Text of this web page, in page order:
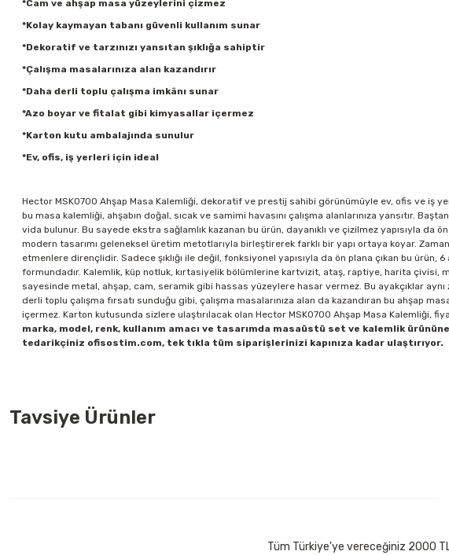
*Cam ve ahşap masa yüzeylerini çizmez
*Kolay kaymayan tabanı güvenli kullanım sunar
*Dekoratif ve tarzınızı yansıtan şıklığa sahiptir
*Çalışma masalarınıza alan kazandırır
*Daha derli toplu çalışma imkânı sunar
*Azo boyar ve fitalat gibi kimyasallar içermez
*Karton kutu ambalajında sunulur
*Ev, ofis, iş yerleri için ideal
Hector MSK0700 Ahşap Masa Kalemliği, dekoratif ve prestij sahibi görünümüyle ev, ofis ve iş
bu masa kalemliği, ahşabın doğal, sıcak ve samimi havasını çalışma alanlarınıza yansıtır.
vida bulunur. Bu sayede ekstra sağlamlık kazanan bu ürün, dayanıklı ve çizilmez yapısıyla da
modern tasarımı geleneksel üretim metotlarıyla birleştirerek farklı bir yapı ortaya koyar.
etmenlere dirençlidir. Sadece şıklığı ile değil, fonksiyonel yapısıyla da ön plana çıkan bu
formundadır. Kalemlik, küp notluk, kırtasiyelik bölümlerine kartvizit, ataş, raptiye, harita çivisi,
sayesinde metal, ahşap, cam, seramik gibi hassas yüzeylere hasar vermez. Bu ayakçıklar aynı
derli toplu çalışma fırsatı sunduğu gibi, çalışma masalarınıza alan da kazandıran bu ahşap
içermez. Karton kutusunda sizlere ulaştırılacak olan Hector MSK0700 Ahşap Masa Kalemliği,
marka, model, renk, kullanım amacı ve tasarımda masaüstü set ve kalemlik
tedarikçiniz ofisostim.com, tek tıkla tüm siparişlerinizi kapınıza kadar ulaştırıyor.
Tavsiye Ürünler
Sepete Ekle
Tüm Türkiye'ye vereceğiniz 2000